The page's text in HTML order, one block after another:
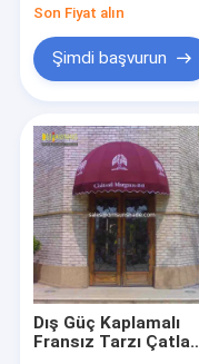
Son Fiyat alın
Şimdi başvurun
Dış Güç Kaplamalı
Fransız Tarzı Çatlak